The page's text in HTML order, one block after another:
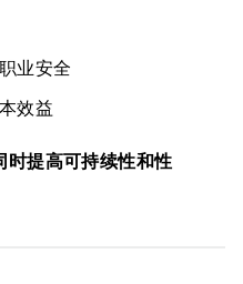
业安全
效益
时提高可持续性和性